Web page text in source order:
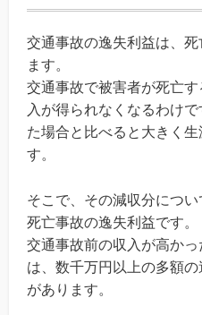
交通事故の逸失利益は、
ます。
交通事故で被害者が死亡
入が得られなくなるわけ
た場合と比べると大きく
す。
そこで、その減収分につ
死亡事故の逸失利益です。
交通事故前の収入が高か
は、数千万円以上の多額
があります。